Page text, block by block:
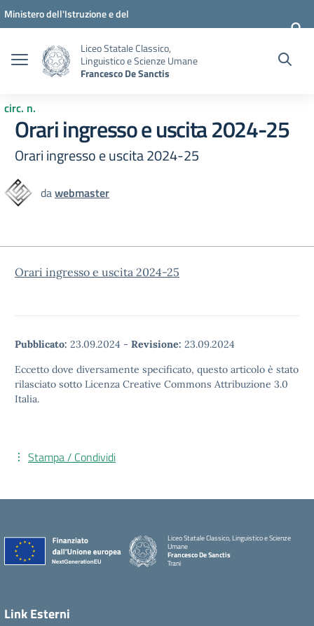
Vai ai contenuti
Vai al menu di navigazione
Vai al footer
Ministero dell'Istruzione e del
Liceo Statale Classico,
Linguistico e Scienze Umane
Francesco De Sanctis
circ. n.
Orari ingresso e uscita 2024-25
Orari ingresso e uscita 2024-25
dawebmaster
Orari ingresso e uscita 2024-25
Pubblicato: 23.09.2024 - Revisione: 23.09.2024
Eccetto dove diversamente specificato, questo articolo è stato
rilasciato sotto Licenza Creative Commons Attribuzione 3.0
Italia.
Stampa / Condividi
Liceo Statale Classico, Linguistico e Scienze
Umane
Francesco De Sanctis
Trani
Link Esterni